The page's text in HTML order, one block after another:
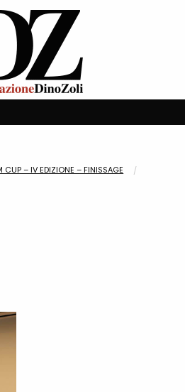
CUP – IV EDIZIONE – FINISSAGE